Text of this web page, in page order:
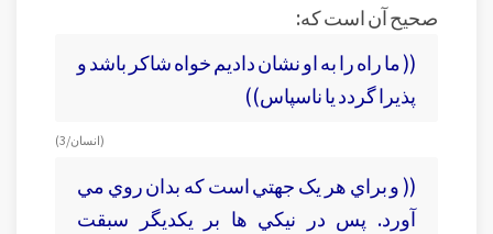
صحيح آن است که:
(( ما راه را به او نشان داديم خواه شاكر باشد و
پذيرا گردد يا ناسپاس))
(انسان/ 3)
(( و براي هر يک جهتي است که بدان روي مي
آورد. پس در نيکي ها بر يکديگر سبقت